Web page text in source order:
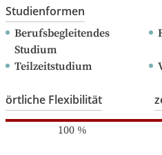
Studienformen
Berufsbegleitendes
Studium
Teilzeitstudium
örtliche Flexibilität
100%